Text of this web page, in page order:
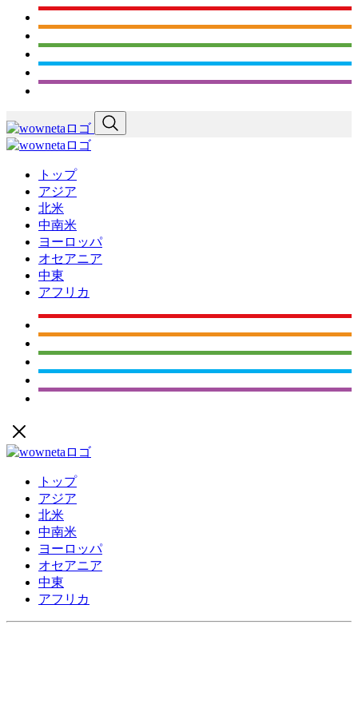
トップ
アジア
北米
中南米
ヨーロッパ
オセアニア
中東
アフリカ
トップ
アジア
北米
中南米
ヨーロッパ
オセアニア
中東
アフリカ